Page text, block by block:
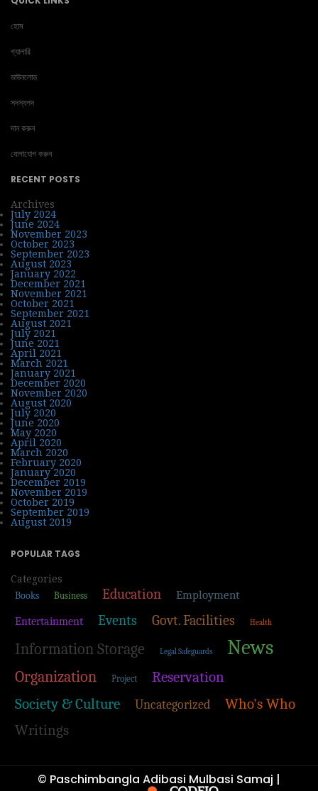
হোম
গ্যালারি
ডাউনলোড
সদস্যপদ
দান করুন
যোগাযোগ করুন
RECENT POSTS
Archives
July 2024
June 2024
November 2023
October 2023
September 2023
August 2023
January 2022
December 2021
November 2021
October 2021
September 2021
August 2021
July 2021
June 2021
April 2021
March 2021
January 2021
December 2020
November 2020
August 2020
July 2020
June 2020
May 2020
April 2020
March 2020
February 2020
January 2020
December 2019
November 2019
October 2019
September 2019
August 2019
POPULAR TAGS
Categories
Books Business Education Employment
Entertainment Events Govt. Facilities Health
Information Storage Legal Safeguards News
Organization Project
Reservation
Society & Culture
Uncategorized
Who's Who
Writings
© Paschimbangla Adibasi Mulbasi Samaj |